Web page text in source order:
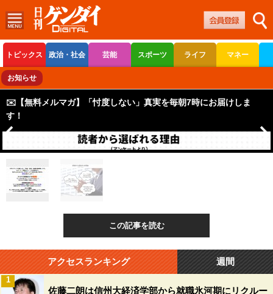
トピックス 政治・社会 芸能 スポーツ ライフ マネー
ボートレース
お知らせ
✉️【無料メルマガ】「忖度しない」真実を毎朝7時にお届けしま
す！
この記事を読む
アクセスランキング 週間
佐藤二朗は信州大経済学部から就職氷河期にリクルー
1